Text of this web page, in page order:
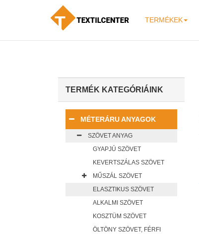
TERMÉKEK
TERMÉK KATEGÓRIÁINK
MÉTERÁRU ANYAGOK
SZÖVET ANYAG
GYAPJÚ SZÖVET
KEVERTSZÁLAS SZÖVET
MŰSZÁL SZÖVET
ELASZTIKUS SZÖVET
ALKALMI SZÖVET
KOSZTÜM SZÖVET
ÖLTÖNY SZÖVET, FÉRFI